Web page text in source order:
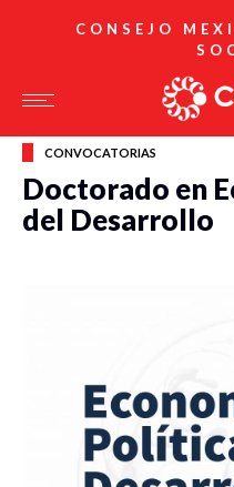
CONSEJO
CONVOCATORIAS
Doctorado en
del Desarrollo